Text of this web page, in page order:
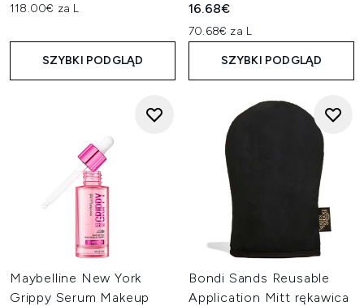
118.00€ za L
SZYBKI PODGLĄD
16.68€
70.68€ za L
SZYBKI PODGLĄD
Maybelline New York
Grippy Serum Makeup
Bondi Sands Reusable
Application Mitt rękawica